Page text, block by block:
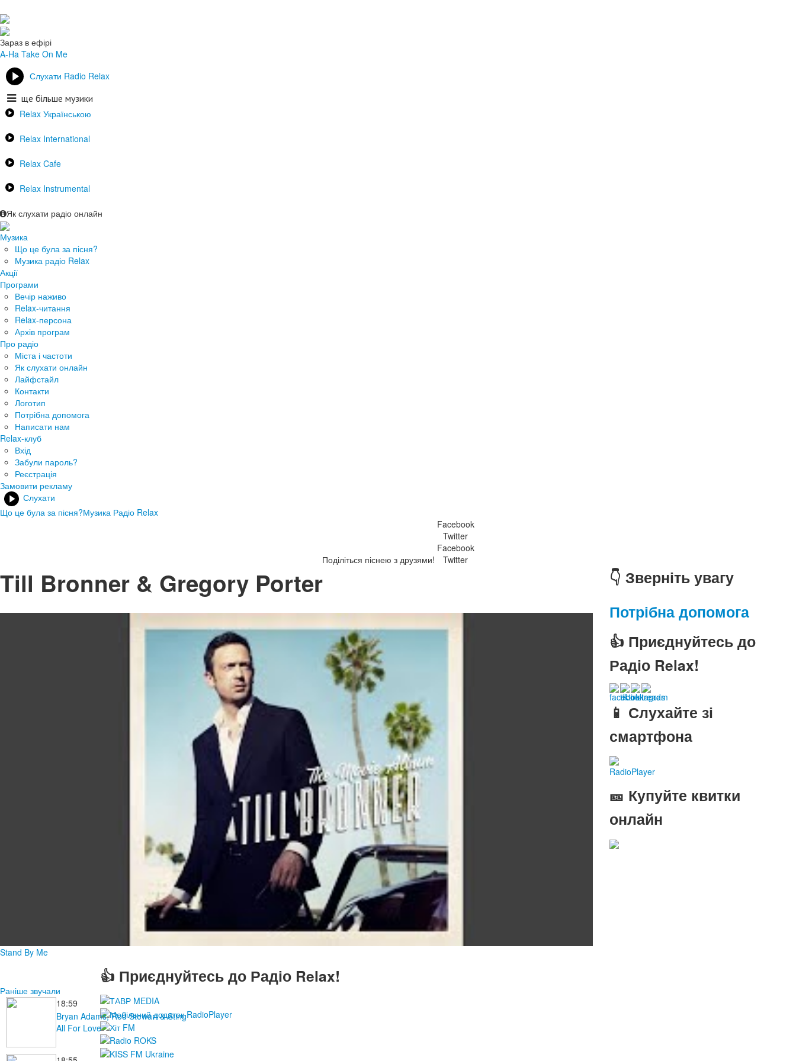
Зараз в ефірі
A-Ha Take On Me
Раніше звучали
18:59
Bryan Adams, Rod Stewart & Sting
All For Love
Слухати Radio Relax
ще більше музики
Relax Українською
Relax International
Relax Cafe
Relax Instrumental
Як слухати радіо онлайн
Музика
Що це була за пісня?
Музика радіо Relax
Акції
Програми
Вечір наживо
Relax-читання
Relax-персона
Архів програм
Про радіо
Міста і частоти
Як слухати онлайн
Лайфстайл
Контакти
Логотип
Потрібна допомога
Написати нам
Relax-клуб
Вхід
Забули пароль?
Реєстрація
Замовити рекламу
Слухати
Що це була за пісня?Музика Радіо Relax
Поділіться піснею з друзями!
Facebook
Twitter
Facebook
Twitter
Till Bronner & Gregory Porter
Stand By Me
👇 Зверніть увагу
Потрібна допомога
👍 Приєднуйтесь до
Радіо Relax!
📱 Слухайте зі
смартфона
RadioPlayer
🎫 Купуйте квитки
онлайн
👍 Приєднуйтесь до Радіо Relax!